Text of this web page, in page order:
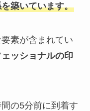
築いています。
素が含まれてい
ッショナルの印
の5分前に到着す